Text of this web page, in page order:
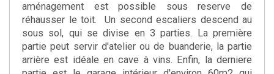
aménagement est possible sous reserve de
réhausser le toit. Un second escaliers descend au
sous sol, qui se divise en 3 parties. La première
partie peut servir d'atelier ou de buanderie, la partie
arrière est idéale en cave à vins. Enfin, la derniere